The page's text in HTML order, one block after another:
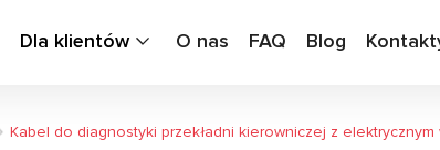
Dla klientów O nas FAQ Blog
Kabel do diagnostyki przekładni kierowniczej z